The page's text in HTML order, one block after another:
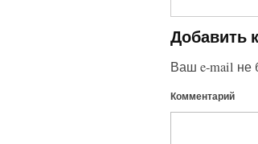
Добавить
Ваш e-mail не
Комментарий